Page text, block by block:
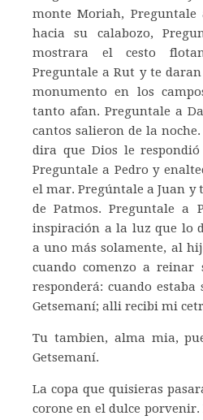
monte Moriah, Preguntale
hacia su calabozo,
mostrara el cesto
Preguntale a Rut y te
monumento en los
tanto afan. Preguntale a
cantos salieron de la
dira que Dios le
Preguntale a Pedro y
el mar. Pregúntale a Juan y
de Patmos. Preguntale a
inspiración a la luz que lo
a uno más solamente, al
cuando comenzo a
responderá: cuando
Getsemaní; alli recibi mi
Tu tambien, alma mia,
Getsemaní.
La copa que quisieras
corone en el dulce porvenir.